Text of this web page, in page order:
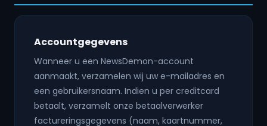
Accountgegevens
Wanneer u een NewsDemon-account
aanmaakt, verzamelen wij uw e-mailadres en
een gebruikersnaam. Indien u per creditcard
betaalt, verzamelt onze betaalverwerker
factureringsgegevens (naam, kaartnummer,